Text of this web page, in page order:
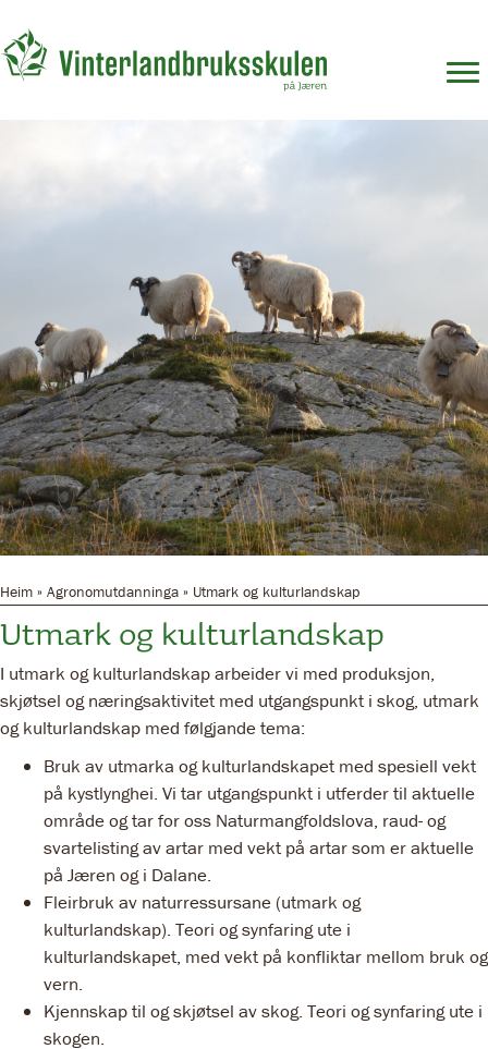
Heim » Agronomutdanninga » Utmark og kulturlandskap
Utmark og kulturlandskap
I utmark og kulturlandskap arbeider vi med produksjon,
skjøtsel og næringsaktivitet med utgangspunkt i skog, utmark
og kulturlandskap med følgjande tema:
Bruk av utmarka og kulturlandskapet med spesiell vekt
på kystlynghei. Vi tar utgangspunkt i utferder til aktuelle
område og tar for oss Naturmangfoldslova, raud- og
svartelisting av artar med vekt på artar som er aktuelle
på Jæren og i Dalane.
Fleirbruk av naturressursane (utmark og
kulturlandskap). Teori og synfaring ute i
kulturlandskapet, med vekt på konfliktar mellom bruk og
vern.
Kjennskap til og skjøtsel av skog. Teori og synfaring ute i
skogen.